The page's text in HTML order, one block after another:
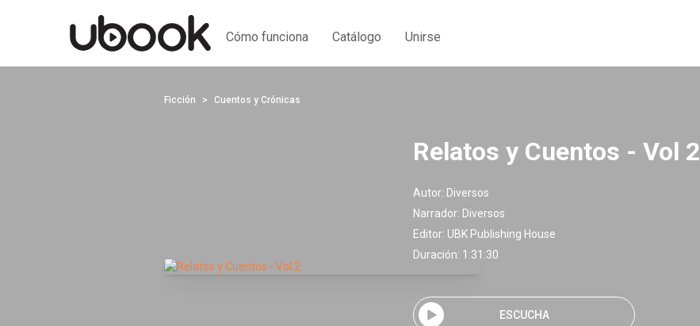
Cómo funciona Catálogo Unirse
Ficción Cuentos y Crónicas
Relatos y Cuentos - Vol 2
Autor: Diversos
Narrador: Diversos
Editor: UBK Publishing House
Duración: 1:31:30
ESCUCHA